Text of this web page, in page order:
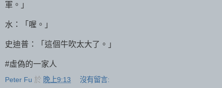
軍。」
水：「喔。」
史迪普：「這個牛吹太大了。」
#虛偽的一家人
Peter Fu 於 晚上9:13 沒有留言: